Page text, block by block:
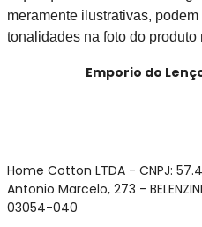
meramente ilustrativas,
tonalidades na foto do
Emporio do
Home Cotton LTDA - CNPJ:
Antonio Marcelo, 273 -
03054-040